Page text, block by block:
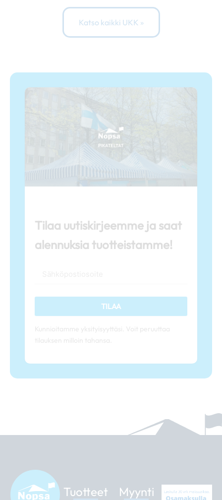
Katso kaikki UKK »
Tilaa uutiskirjeemme ja saat
alennuksia tuotteistamme!
TILAA
Tuotteet Myynti